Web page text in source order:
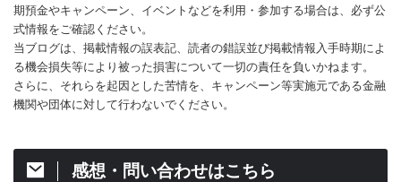
期預金やキャンペーン、イベントなどを利用・参加する場合は、必ず公
式情報をご確認ください。
当ブログは、掲載情報の誤表記、読者の錯誤並び掲載情報入手時期によ
る機会損失等により被った損害について一切の責任を負いかねます。
さらに、それらを起因とした苦情を、キャンペーン等実施元である金融
機関や団体に対して行わないでください。
感想・問い合わせはこちら